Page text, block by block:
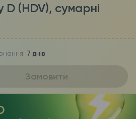
D (HDV), сумарні
7 днів
Замовити